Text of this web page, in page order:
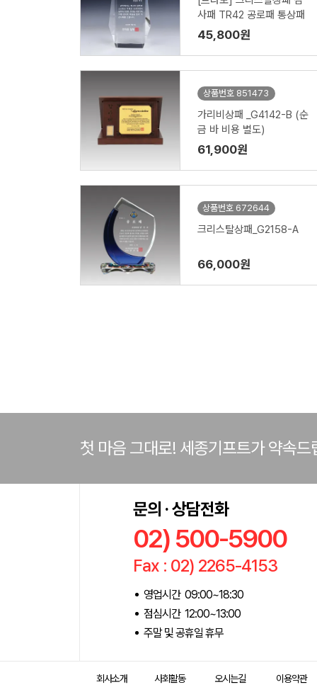
사패 TR42 공로패 통상패
45,800원
상품번호 851473
가리비상패 _G4142-B (순
금 바 비용 별도)
61,900원
상품번호 672644
크리스탈상패_G2158-A
66,000원
첫 마음 그대로! 세종기프트가 약속드
문의 · 상담전화
02) 500-5900
Fax : 02) 2265-4153
영업시간 09:00~18:30
점심시간 12:00~13:00
주말 및 공휴일 휴무
회사소개 사회활동 오시는길 이용약관